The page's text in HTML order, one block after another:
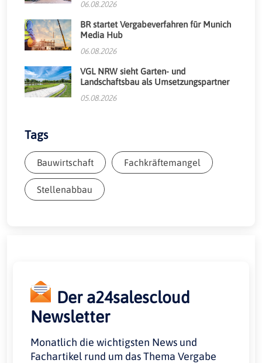
06.08.2026
BR startet Vergabeverfahren für Munich
Media Hub
06.08.2026
VGL NRW sieht Garten- und
Landschaftsbau als Umsetzungspartner
05.08.2026
Tags
Bauwirtschaft Fachkräftemangel
Stellenabbau
Der a24salescloud
Newsletter
Monatlich die wichtigsten News und
Fachartikel rund um das Thema Vergabe